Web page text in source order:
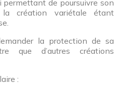
de poursuivre son
création variétale étant
la protection de sa
que d’autres créations
: